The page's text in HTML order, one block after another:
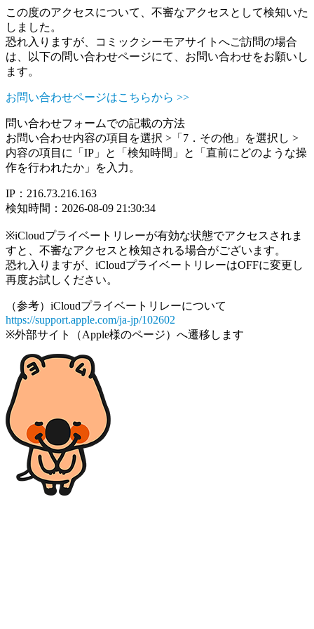
この度のアクセスについて、不審なアクセスとして検知いた
しました。
恐れ入りますが、コミックシーモアサイトへご訪問の場合
は、以下の問い合わせページにて、お問い合わせをお願いし
ます。
お問い合わせページはこちらから >>
問い合わせフォームでの記載の方法
お問い合わせ内容の項目を選択 >「7．その他」を選択し >
内容の項目に「IP」と「検知時間」と「直前にどのような操
作を行われたか」を入力。
IP：216.73.216.163
検知時間：2026-08-09 21:30:34
※iCloudプライベートリレーが有効な状態でアクセスされま
すと、不審なアクセスと検知される場合がございます。
恐れ入りますが、iCloudプライベートリレーはOFFに変更し
再度お試しください。
（参考）iCloudプライベートリレーについて
https://support.apple.com/ja-jp/102602
※外部サイト（Apple様のページ）へ遷移します